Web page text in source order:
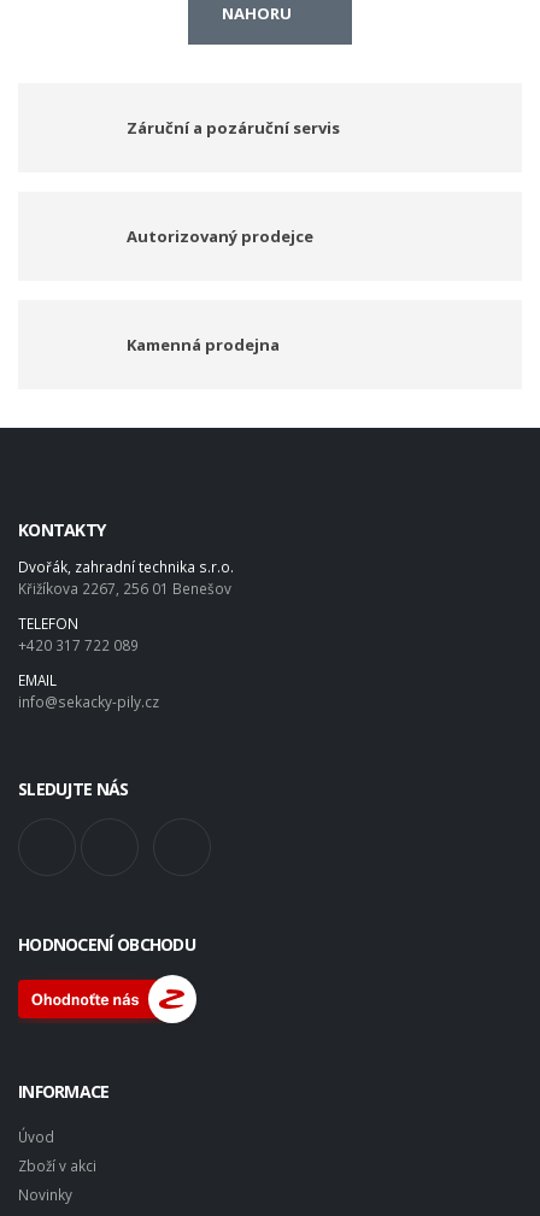
NAHORU
Záruční a pozáruční servis
Autorizovaný prodejce
Kamenná prodejna
KONTAKTY
Dvořák, zahradní technika s.r.o.
Křižíkova 2267, 256 01 Benešov
TELEFON
+420 317 722 089
EMAIL
info@sekacky-pily.cz
SLEDUJTE NÁS
HODNOCENÍ OBCHODU
INFORMACE
Úvod
Zboží v akci
Novinky